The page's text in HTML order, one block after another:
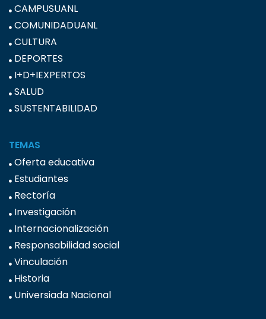
CAMPUSUANL
COMUNIDADUANL
CULTURA
DEPORTES
I+D+IEXPERTOS
SALUD
SUSTENTABILIDAD
TEMAS
Oferta educativa
Estudiantes
Rectoría
Investigación
Internacionalización
Responsabilidad social
Vinculación
Historia
Universiada Nacional